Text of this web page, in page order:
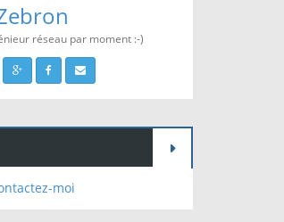
réseau par moment :-)
moi